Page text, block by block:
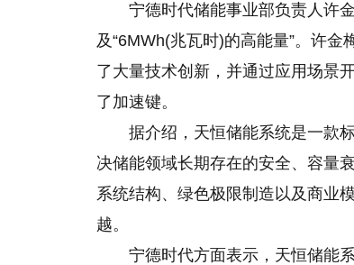
宁德时代储能事业部负责人许
及“6MWh(兆瓦时)的高能量”。许
了大量技术创新，并通过应用场景
了加速键。
据介绍，天恒储能系统是一款
决储能领域长期存在的安全、容量
系统结构、绿色极限制造以及商业
越。
宁德时代方面表示，天恒储能